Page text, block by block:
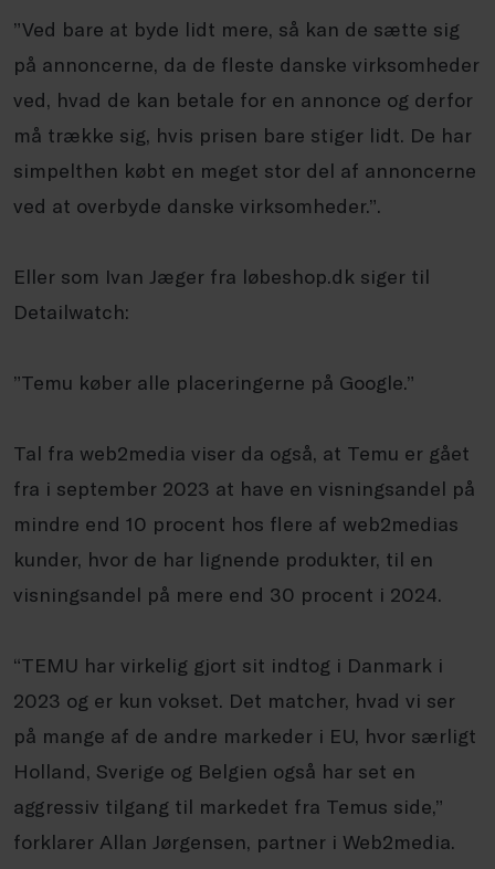
”Ved bare at byde lidt mere, så kan de sætte sig
på annoncerne, da de fleste danske virksomheder
ved, hvad de kan betale for en annonce og derfor
må trække sig, hvis prisen bare stiger lidt. De har
simpelthen købt en meget stor del af annoncerne
ved at overbyde danske virksomheder.”.
Eller som Ivan Jæger fra løbeshop.dk siger til
Detailwatch:
”Temu køber alle placeringerne på Google.”
Tal fra web2media viser da også, at Temu er gået
fra i september 2023 at have en visningsandel på
mindre end 10 procent hos flere af web2medias
kunder, hvor de har lignende produkter, til en
visningsandel på mere end 30 procent i 2024.
“TEMU har virkelig gjort sit indtog i Danmark i
2023 og er kun vokset. Det matcher, hvad vi ser
på mange af de andre markeder i EU, hvor særligt
Holland, Sverige og Belgien også har set en
aggressiv tilgang til markedet fra Temus side,”
forklarer Allan Jørgensen, partner i Web2media.